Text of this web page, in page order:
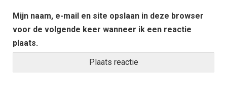
Mijn naam, e-mail en site opslaan in deze browser
voor de volgende keer wanneer ik een reactie
plaats.